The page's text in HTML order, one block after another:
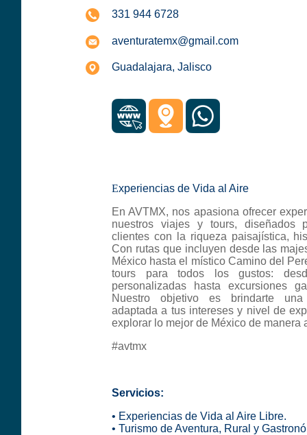
331 944 6728
aventuratemx@gmail.com
Guadalajara, Jalisco
Experiencias de Vida al Aire
En AVTMX, nos apasiona ofrecer
nuestros viajes y tours, diseñados
clientes con la riqueza paisajística,
Con rutas que incluyen desde las
México hasta el místico Camino del
tours para todos los gustos:
personalizadas hasta excursiones
Nuestro objetivo es brindarte una
adaptada a tus intereses y nivel de
explorar lo mejor de México de manera
#avtmx
Servicios:
• Experiencias de Vida al Aire Libre.
• Turismo de Aventura, Rural y